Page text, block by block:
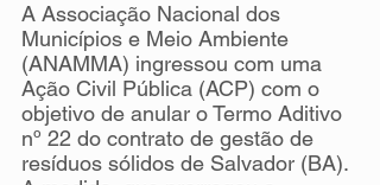
A Associação Nacional dos
Municípios e Meio Ambiente
(ANAMMA) ingressou com uma
Ação Civil Pública (ACP) com o
objetivo de anular o Termo Aditivo
nº 22 do contrato de gestão de
resíduos sólidos de Salvador (BA).